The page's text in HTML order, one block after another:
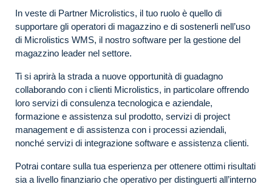
In veste di Partner Microlistics, il tuo ruolo è quello di
supportare gli operatori di magazzino e di sostenerli nell’uso
di Microlistics WMS, il nostro software per la gestione del
magazzino leader nel settore.
Ti si aprirà la strada a nuove opportunità di guadagno
collaborando con i clienti Microlistics, in particolare offrendo
loro servizi di consulenza tecnologica e aziendale,
formazione e assistenza sul prodotto, servizi di project
management e di assistenza con i processi aziendali,
nonché servizi di integrazione software e assistenza clienti.
Potrai contare sulla tua esperienza per ottenere ottimi risultati
sia a livello finanziario che operativo per distinguerti all’interno